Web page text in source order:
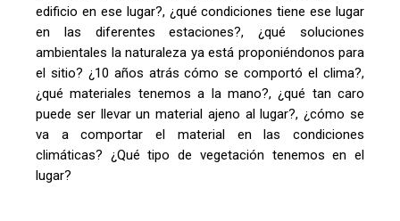
edificio en ese lugar?, ¿qué condiciones tiene ese lugar
en las diferentes estaciones?, ¿qué soluciones
ambientales la naturaleza ya está proponiéndonos para
el sitio? ¿10 años atrás cómo se comportó el clima?,
¿qué materiales tenemos a la mano?, ¿qué tan caro
puede ser llevar un material ajeno al lugar?, ¿cómo se
va a comportar el material en las condiciones
climáticas? ¿Qué tipo de vegetación tenemos en el
lugar?